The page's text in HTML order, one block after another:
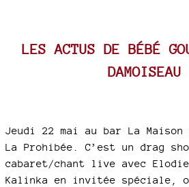
LES ACTUS DE BÉBÉ
Jeudi 22 mai au bar La
La Prohibée. C’est un drag
cabaret/chant live avec
Kalinka en invitée spéciale,